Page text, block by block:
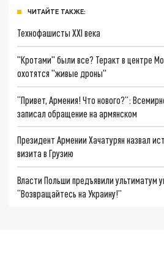
ЧИТАЙТЕ ТАКЖЕ:
Технофашисты XXI века
"Кротами" были все? Теракт в центре
охотятся "живые дроны"
“Привет, Армения! Что нового?”:
записал обращение на армянском
Президент Армении Хачатурян назвал
визита в Грузию
Власти Польши предъявили ультиматум
“Возвращайтесь на Украину!”